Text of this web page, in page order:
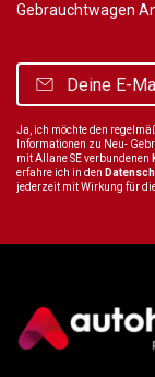
Gebrauchtwagen
Ja, ich möchte den
Informationen zu Neu-
mit Allane SE verbundenen
erfahre ich in den
jederzeit mit Wirkung für